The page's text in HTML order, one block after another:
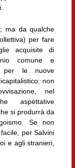
ma da qualche
per fare
acquisite di
comune e
per le nuove
non
nel
aspettative
si produrrà da
Se non
per Salvini
e agli stranieri,